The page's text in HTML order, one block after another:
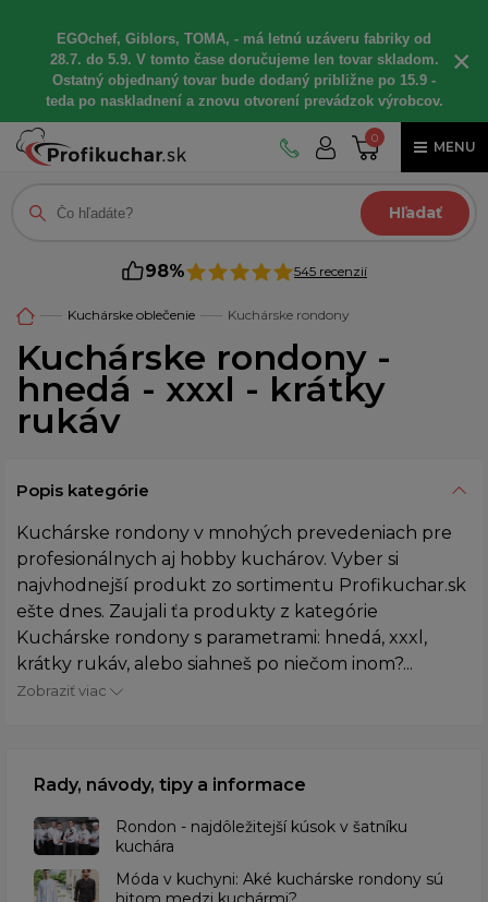
EGOchef, Giblors, TOMA, - má letnú uzáveru fabriky od
28.7. do 5.9. V tomto čase doručujeme len tovar skladom.
Ostatný objednaný tovar bude dodaný približne po 15.9 -
teda po naskladnení a znovu otvorení prevádzok výrobcov.
×
0
MENU
Hľadať
98% 545 recenzií
Kuchárske oblečenie Kuchárske rondony
Kuchárske rondony -
hnedá - xxxl - krátky
rukáv
Popis kategórie
Kuchárske rondony v mnohých prevedeniach pre
profesionálnych aj hobby kuchárov. Vyber si
najvhodnejší produkt zo sortimentu Profikuchar.sk
ešte dnes. Zaujali ťa produkty z kategórie
Kuchárske rondony s parametrami: hnedá, xxxl,
krátky rukáv, alebo siahneš po niečom inom?...
Zobraziť viac
Rady, návody, tipy a informace
Rondon - najdôležitejší kúsok v šatníku
kuchára
​Móda v kuchyni: Aké kuchárske rondony sú